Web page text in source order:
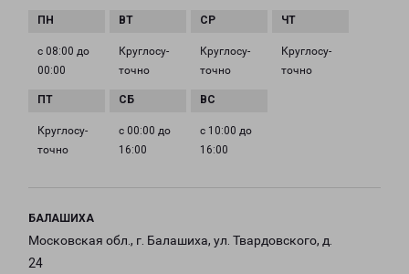
с 08:00 до
00:00
Круглосу­
точно
Круглосу­
точно
Круглосу­
точно
Круглосу­
точно
с 00:00 до
16:00
с 10:00 до
16:00
БАЛАШИХА
Московская обл., г. Балашиха, ул. Твардовского, д.
24